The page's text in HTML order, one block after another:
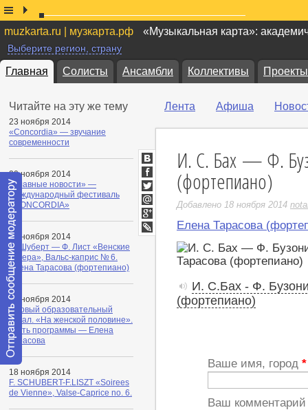
muzkarta.ru | музкарта.рф «Музыкальная карта»:
Выберите регион, страну
Главная Солисты Ансамбли Коллективы Проекты
Читайте на эту же тему
23 ноября 2014
«Concordia» — звучание
современности
20 ноября 2014
«Главные новости» —
Международный фестиваль
«СONCORDIA»
18 ноября 2014
Ф. Шуберт — Ф. Лист «Венские
вечера», Вальс-каприс № 6.
Елена Тарасова (фортепиано)
18 ноября 2014
Первый образовательный
канал. «На женской половине».
Гость программы — Елена
Тарасова
18 ноября 2014
F. SCHUBERT-F.LISZT «Soirees
de Vienne», Valse-Caprice no. 6.
Лента Афиша
И. С. Бах — Ф.
(фортепиано)
Добавлено 18 ноября 2014
Елена Тарасова
И. С.Бах - Ф.
(фортепиано)
ВКонтакте
Facebook
Twitter
Мой
Мир
Google+
LiveJournal
Ваше имя, город *
Ваш
Отправить
сообщение
модератору